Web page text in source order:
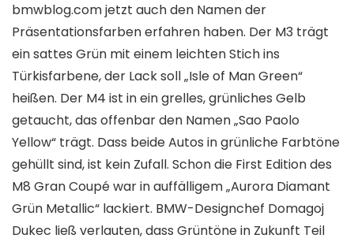
bmwblog.com jetzt auch den Namen der
Präsentationsfarben erfahren haben. Der M3 trägt
ein sattes Grün mit einem leichten Stich ins
Türkisfarbene, der Lack soll „Isle of Man Green“
heißen. Der M4 ist in ein grelles, grünliches Gelb
getaucht, das offenbar den Namen „Sao Paolo
Yellow“ trägt. Dass beide Autos in grünliche Farbtöne
gehüllt sind, ist kein Zufall. Schon die First Edition des
M8 Gran Coupé war in auffälligem „Aurora Diamant
Grün Metallic“ lackiert. BMW-Designchef Domagoj
Dukec ließ verlauten, dass Grüntöne in Zukunft Teil